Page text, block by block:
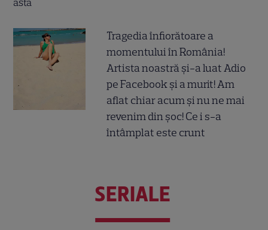
Tragedia înfiorătoare a
momentului în România!
Artista noastră și-a luat Adio
pe Facebook și a murit! Am
aflat chiar acum și nu ne mai
revenim din șoc! Ce i s-a
întâmplat este crunt
SERIALE